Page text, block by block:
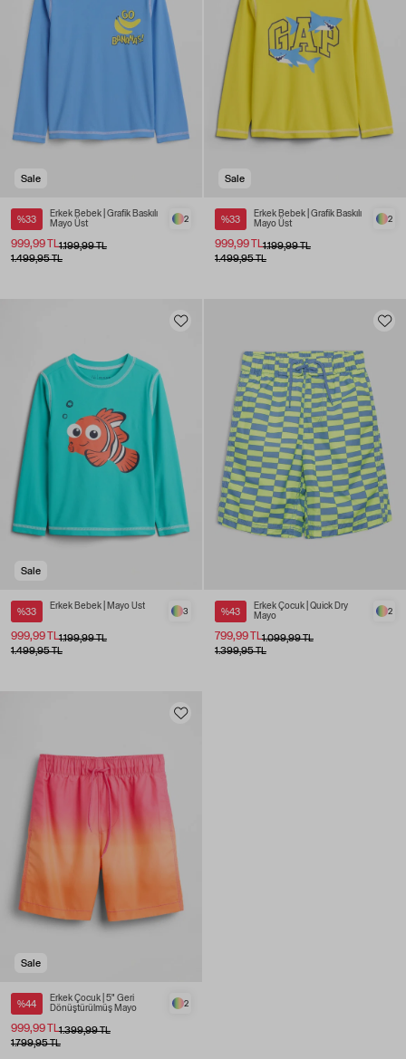
Sale
%33
Erkek Bebek | Grafik Baskılı
Mayo Üst
1.199,99 TL
999,99 TL
2
1.499,95 TL
Sale
%33
Erkek Bebek | Grafik Baskılı
Mayo Üst
1.199,99 TL
999,99 TL
2
1.499,95 TL
Sale
%33
Erkek Bebek | Mayo Üst
1.199,99 TL
999,99 TL
3
1.499,95 TL
%43
Erkek Çocuk | Quick Dry
Mayo
1.099,99 TL
799,99 TL
2
1.399,95 TL
Sale
%44
Erkek Çocuk | 5" Geri
Dönüştürülmüş Mayo
1.399,99 TL
999,99 TL
2
1.799,95 TL